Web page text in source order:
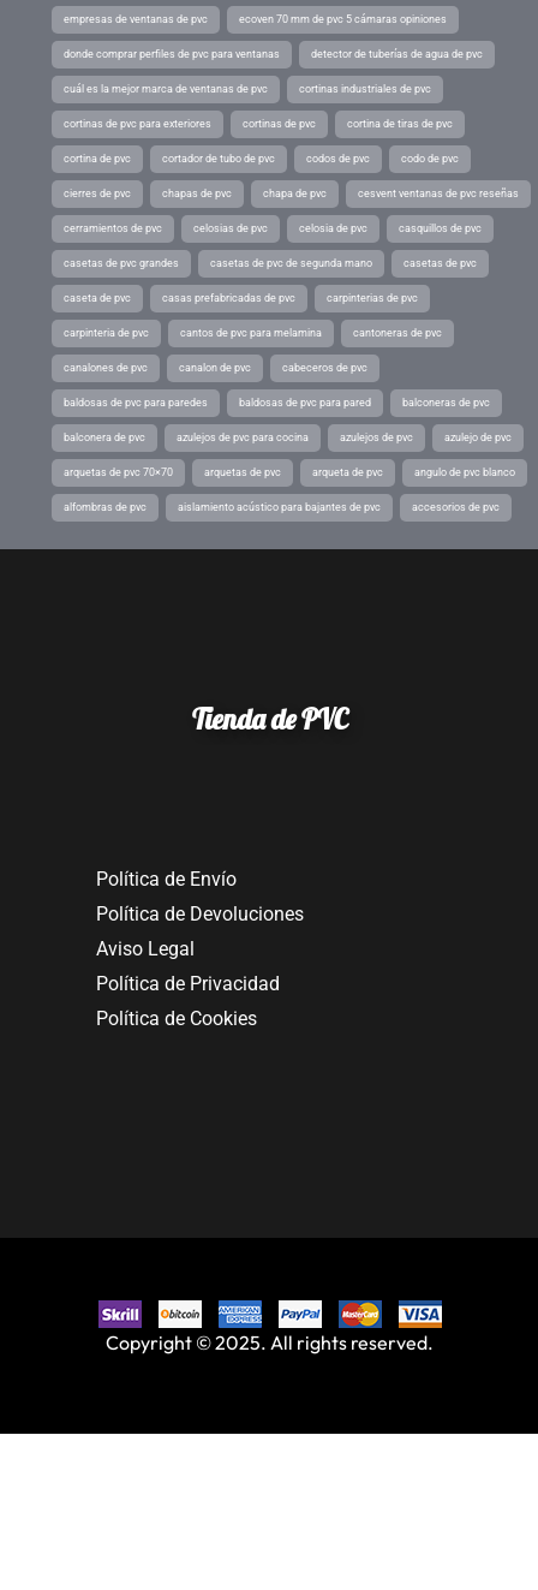
empresas de ventanas de pvc ecoven 70 mm de pvc 5 cámaras opiniones
donde comprar perfiles de pvc para ventanas detector de tuberías de agua de pvc
cuál es la mejor marca de ventanas de pvc cortinas industriales de pvc
cortinas de pvc para exteriores cortinas de pvc cortina de tiras de pvc
cortina de pvc cortador de tubo de pvc codos de pvc codo de pvc
cierres de pvc chapas de pvc chapa de pvc cesvent ventanas de pvc reseñas
cerramientos de pvc celosias de pvc celosia de pvc casquillos de pvc
casetas de pvc grandes casetas de pvc de segunda mano casetas de pvc
caseta de pvc casas prefabricadas de pvc carpinterias de pvc
carpinteria de pvc cantos de pvc para melamina cantoneras de pvc
canalones de pvc canalon de pvc cabeceros de pvc
baldosas de pvc para paredes baldosas de pvc para pared balconeras de pvc
balconera de pvc azulejos de pvc para cocina azulejos de pvc azulejo de pvc
arquetas de pvc 70×70 arquetas de pvc arqueta de pvc angulo de pvc blanco
alfombras de pvc aislamiento acústico para bajantes de pvc accesorios de pvc
Tienda de PVC
Política de Envío
Política de Devoluciones
Aviso Legal
Política de Privacidad
Política de Cookies
Copyright © 2025. All rights reserved.